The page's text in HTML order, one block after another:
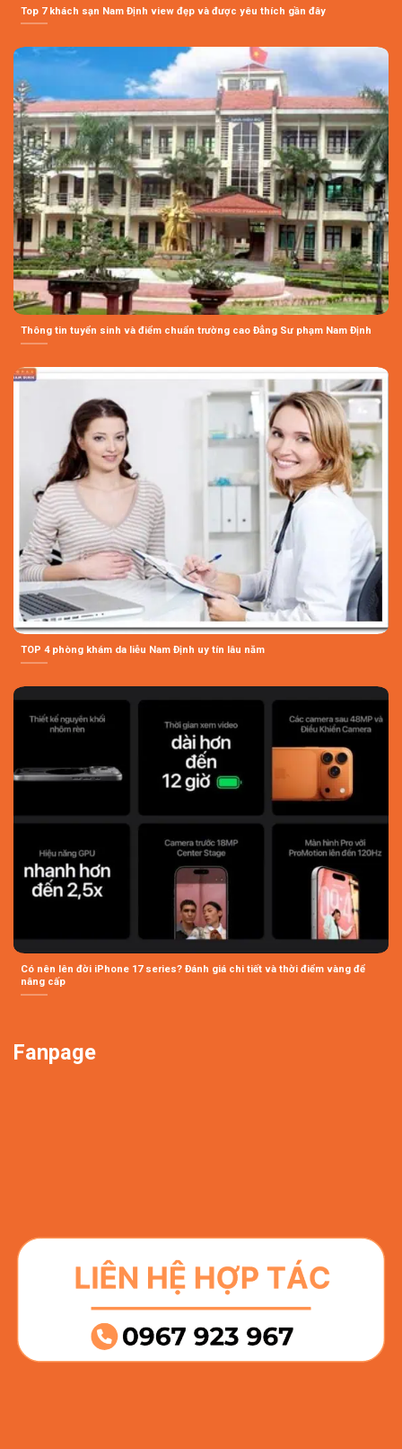
Top 7 khách sạn Nam Định view đẹp và được yêu thích gần đây
Thông tin tuyển sinh và điểm chuẩn trường cao Đẳng Sư phạm Nam Định
TOP 4 phòng khám da liễu Nam Định uy tín lâu năm
Có nên lên đời iPhone 17 series? Đánh giá chi tiết và thời điểm vàng để
nâng cấp
Fanpage